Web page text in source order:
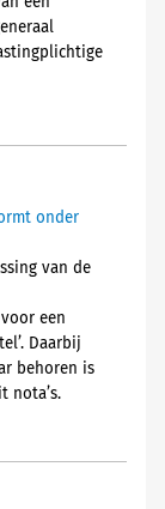
onder
van de
een
Daarbij
behoren is
nota’s.